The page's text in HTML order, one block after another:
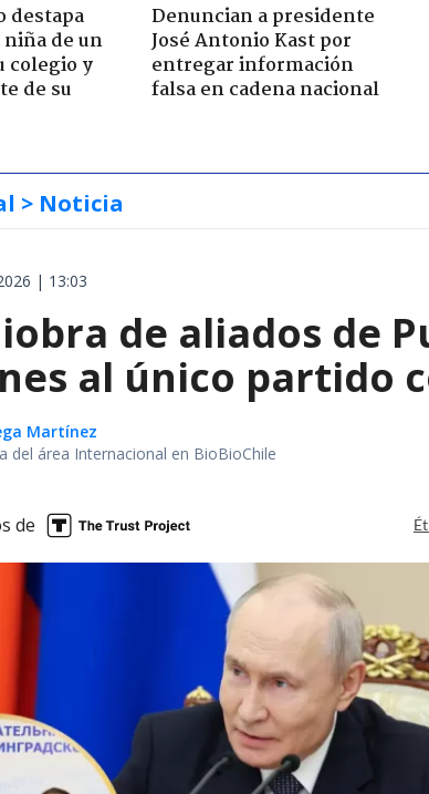
destapa
de un
colegio y
de su
Denuncian a presidente
José Antonio Kast por
entregar información
falsa en cadena nacional
> Noticia
| 13:03
de aliados de
al único partido
Martínez
del área Internacional en BioBioChile
de